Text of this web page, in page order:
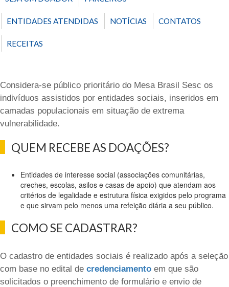
ENTIDADES ATENDIDAS NOTÍCIAS CONTATOS
RECEITAS
Considera-se público prioritário do Mesa Brasil Sesc os
indivíduos assistidos por entidades sociais, inseridos em
camadas populacionais em situação de extrema
vulnerabilidade.
QUEM RECEBE AS DOAÇÕES?
Entidades de interesse social (associações comunitárias,
creches, escolas, asilos e casas de apoio) que atendam aos
critérios de legalidade e estrutura física exigidos pelo programa
e que sirvam pelo menos uma refeição diária a seu público.
COMO SE CADASTRAR?
O cadastro de entidades sociais é realizado após a seleção
com base no edital de credenciamento em que são
solicitados o preenchimento de formulário e envio de